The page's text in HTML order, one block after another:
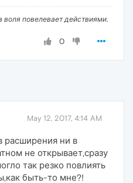
воля повелевает действиями.
0
May 12, 2017, 4:14 AM
расширения ни в
не открывает,сразу
так резко повлиять
быть-то мне?!